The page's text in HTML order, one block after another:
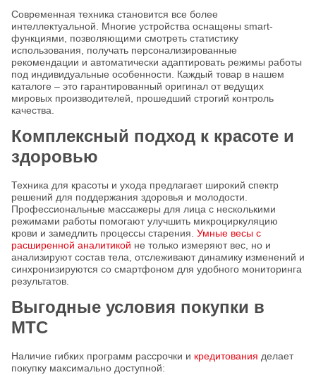
Современная техника становится все более
интеллектуальной. Многие устройства оснащены smart-
функциями, позволяющими смотреть статистику
использования, получать персонализированные
рекомендации и автоматически адаптировать режимы работы
под индивидуальные особенности. Каждый товар в нашем
каталоге – это гарантированный оригинал от ведущих
мировых производителей, прошедший строгий контроль
качества.
Комплексный подход к красоте и
здоровью
Техника для красоты и ухода предлагает широкий спектр
решений для поддержания здоровья и молодости.
Профессиональные массажеры для лица с несколькими
режимами работы помогают улучшить микроциркуляцию
крови и замедлить процессы старения. Умные весы с
расширенной аналитикой не только измеряют вес, но и
анализируют состав тела, отслеживают динамику изменений и
синхронизируются со смартфоном для удобного мониторинга
результатов.
Выгодные условия покупки в
МТС
Наличие гибких программ рассрочки и кредитования делает
покупку максимально доступной: